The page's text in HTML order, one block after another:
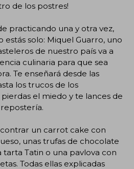
de los postres!
practicando una y otra vez,
estás solo: Miquel Guarro, uno
de nuestro país va a
culinaria para que sea
Te enseñará desde las
los trucos de los
el miedo y te lances de
un carrot cake con
unas trufas de chocolate
Tatin o una pavlova con
Todas ellas explicadas